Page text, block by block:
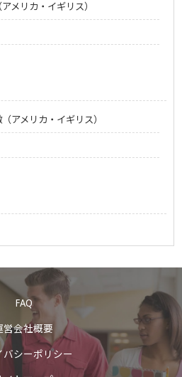
メリカ・イギリス）
アメリカ・イギリス）
FAQ
営会社概要
バシーポリシー